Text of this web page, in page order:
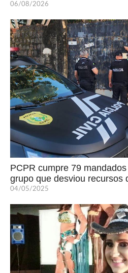
06/08/2026
PCPR cumpre 79
grupo que desviou recursos
04/05/2025